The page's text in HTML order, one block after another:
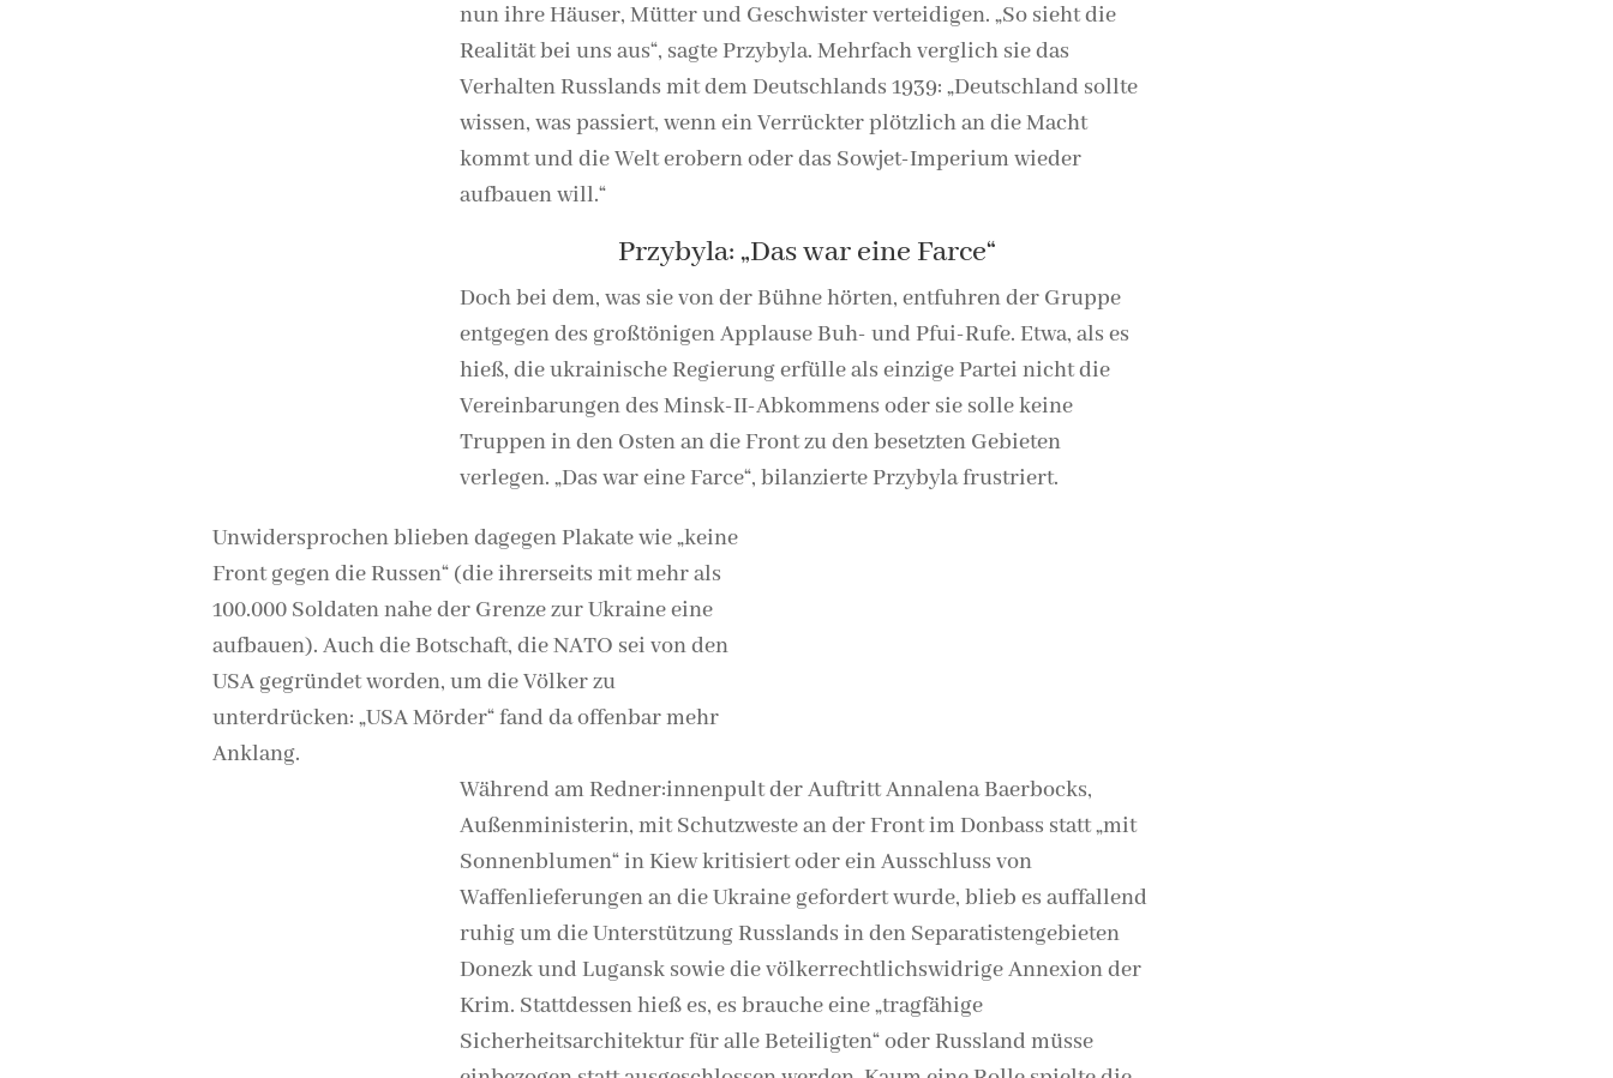
nun ihre Häuser, Mütter und Geschwister verteidigen. „So sieht die
Realität bei uns aus“, sagte Przybyla. Mehrfach verglich sie das
Verhalten Russlands mit dem Deutschlands 1939: „Deutschland sollte
wissen, was passiert, wenn ein Verrückter plötzlich an die Macht
kommt und die Welt erobern oder das Sowjet-Imperium wieder
aufbauen will.“
Przybyla: „Das war eine Farce“
Doch bei dem, was sie von der Bühne hörten, entfuhren der Gruppe
entgegen des großtönigen Applause Buh- und Pfui-Rufe. Etwa, als es
hieß, die ukrainische Regierung erfülle als einzige Partei nicht die
Vereinbarungen des Minsk-II-Abkommens oder sie solle keine
Truppen in den Osten an die Front zu den besetzten Gebieten
verlegen. „Das war eine Farce“, bilanzierte Przybyla frustriert.
Unwidersprochen blieben dagegen Plakate wie „keine
Front gegen die Russen“ (die ihrerseits mit mehr als
100.000 Soldaten nahe der Grenze zur Ukraine eine
aufbauen). Auch die Botschaft, die NATO sei von den
USA gegründet worden, um die Völker zu
unterdrücken: „USA Mörder“ fand da offenbar mehr
Anklang.
Während am Redner:innenpult der Auftritt Annalena Baerbocks,
Außenministerin, mit Schutzweste an der Front im Donbass statt „mit
Sonnenblumen“ in Kiew kritisiert oder ein Ausschluss von
Waffenlieferungen an die Ukraine gefordert wurde, blieb es auffallend
ruhig um die Unterstützung Russlands in den Separatistengebieten
Donezk und Lugansk sowie die völkerrechtlichswidrige Annexion der
Krim. Stattdessen hieß es, es brauche eine „tragfähige
Sicherheitsarchitektur für alle Beteiligten“ oder Russland müsse